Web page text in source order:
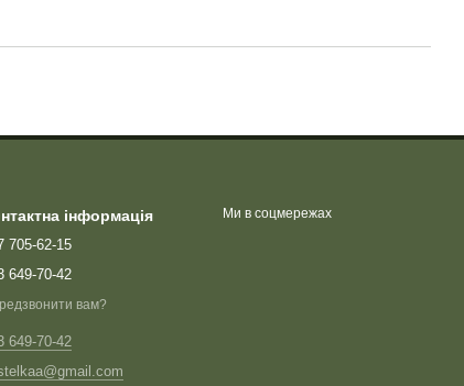
інформація
705-62-15
649-70-42
вам?
649-70-42
Ми в соцмережах